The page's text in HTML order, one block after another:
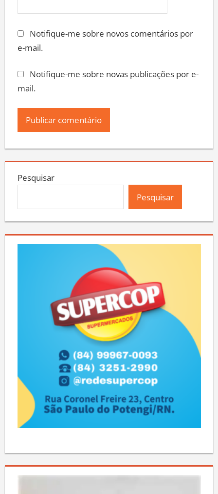
Notifique-me sobre novos comentários por
e-mail.
Notifique-me sobre novas publicações por e-
mail.
Pesquisar
Pesquisar